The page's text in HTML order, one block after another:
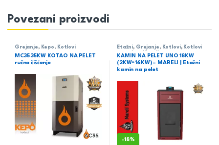
Povezani proizvodi
Grejanje , Kepo , Kotlovi
MC35 35KW KOTAO NA PELET
ručno čišćenje
Etažni, Grejanje , Kotlovi, Kotlovi
KAMIN NA PELET UNO 18KW
(2KW+16KW) – MARELI | Etažni
kamin na pelet
-18%